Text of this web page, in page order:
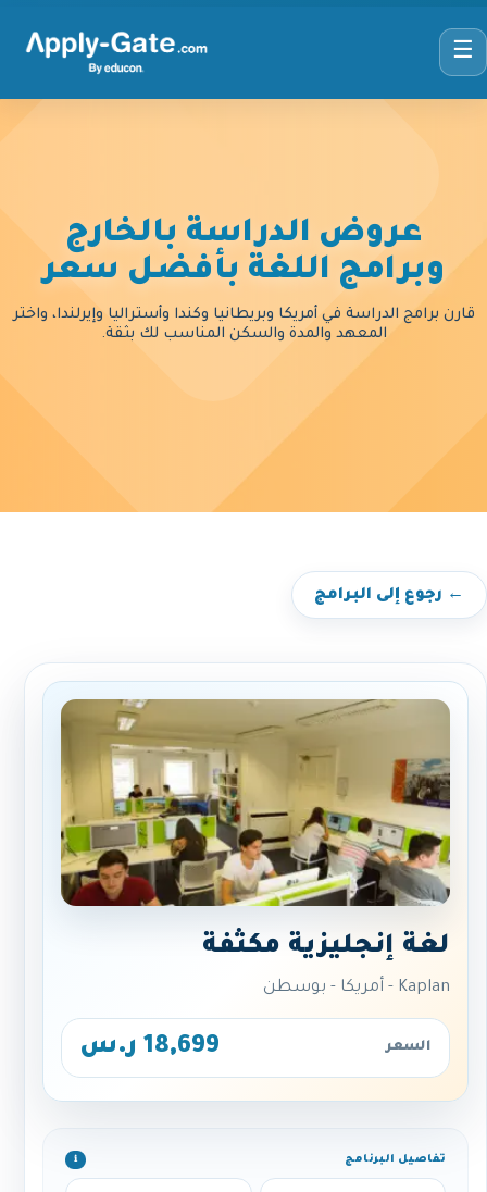
☰
عروض الدراسة بالخارج
وبرامج اللغة بأفضل سعر
قارن برامج الدراسة في أمريكا وبريطانيا وكندا وأستراليا وإيرلندا، واختر
المعهد والمدة والسكن المناسب لك بثقة.
← رجوع إلى البرامج
لغة إنجليزية مكثفة
Kaplan - أمريكا - بوسطن
السعر 18,699 ر.س
تفاصيل البرنامج ℹ️